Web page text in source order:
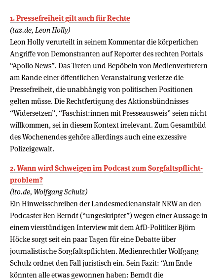
1. Pressefreiheit gilt auch für Rechte
(taz.de, Leon Holly)
Leon Holly verurteilt in seinem Kommentar die körperlichen
Angriffe von Demonstranten auf Reporter des rechten Portals
“Apollo News”. Das Treten und Bepöbeln von Medienvertretern
am Rande einer öffentlichen Veranstaltung verletze die
Pressefreiheit, die unabhängig von politischen Positionen
gelten müsse. Die Rechtfertigung des Aktionsbündnisses
“Widersetzen”, “Faschist:innen mit Presseausweis” seien nicht
willkommen, sei in diesem Kontext irrelevant. Zum Gesamtbild
des Wochenendes gehöre allerdings auch eine exzessive
Polizeigewalt.
2. Wann wird Schweigen im Pod­cast zum Sorg­faltspf­licht­
pro­blem?
(lto.de, Wolfgang Schulz)
Ein Hinweisschreiben der Landesmedienanstalt NRW an den
Podcaster Ben Berndt (“ungeskriptet”) wegen einer Aussage in
einem vierstündigen Interview mit dem AfD-Politiker Björn
Höcke sorgt seit ein paar Tagen für eine Debatte über
journalistische Sorgfaltspflichten. Medienrechtler Wolfgang
Schulz ordnet den Fall juristisch ein. Sein Fazit: “Am Ende
könnten alle etwas gewonnen haben: Berndt die